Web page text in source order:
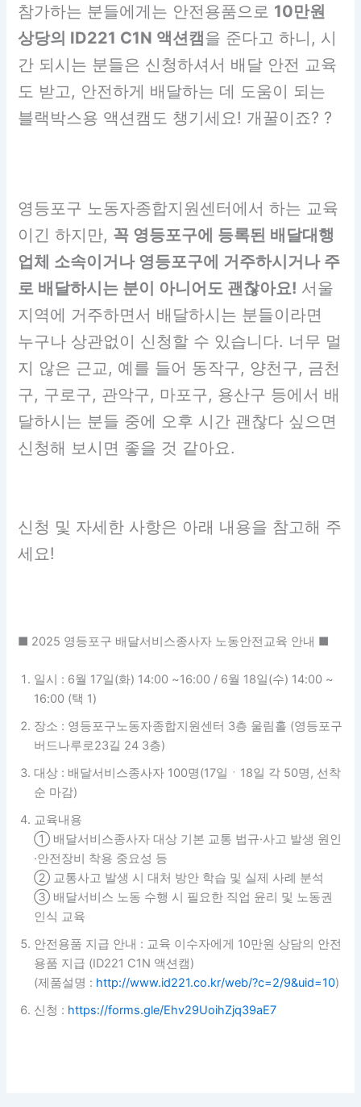
참가하는 분들에게는 안전용품으로 10만원
상당의 ID221 C1N 액션캠을 준다고 하니, 시
간 되시는 분들은 신청하셔서 배달 안전 교육
도 받고, 안전하게 배달하는 데 도움이 되는
블랙박스용 액션캠도 챙기세요! 개꿀이죠? ?
영등포구 노동자종합지원센터에서 하는 교육
이긴 하지만, 꼭 영등포구에 등록된 배달대행
업체 소속이거나 영등포구에 거주하시거나 주
로 배달하시는 분이 아니어도 괜찮아요! 서울
지역에 거주하면서 배달하시는 분들이라면
누구나 상관없이 신청할 수 있습니다. 너무 멀
지 않은 근교, 예를 들어 동작구, 양천구, 금천
구, 구로구, 관악구, 마포구, 용산구 등에서 배
달하시는 분들 중에 오후 시간 괜찮다 싶으면
신청해 보시면 좋을 것 같아요.
신청 및 자세한 사항은 아래 내용을 참고해 주
세요!
■ 2025 영등포구 배달서비스종사자 노동안전교육 안내 ■
일시 : 6월 17일(화) 14:00 ~16:00 / 6월 18일(수) 14:00 ~
16:00 (택 1)
장소 : 영등포구노동자종합지원센터 3층 울림홀 (영등포구
버드나루로23길 24 3층)
대상 : 배달서비스종사자 100명(17일ㆍ18일 각 50명, 선착
순 마감)
교육내용
① 배달서비스종사자 대상 기본 교통 법규·사고 발생 원인
·안전장비 착용 중요성 등
② 교통사고 발생 시 대처 방안 학습 및 실제 사례 분석
③ 배달서비스 노동 수행 시 필요한 직업 윤리 및 노동권
인식 교육
안전용품 지급 안내 : 교육 이수자에게 10만원 상담의 안전
용품 지급 (ID221 C1N 액션캠)
(제품설명 : http://www.id221.co.kr/web/?c=2/9&uid=10)
신청 : https://forms.gle/Ehv29UoihZjq39aE7